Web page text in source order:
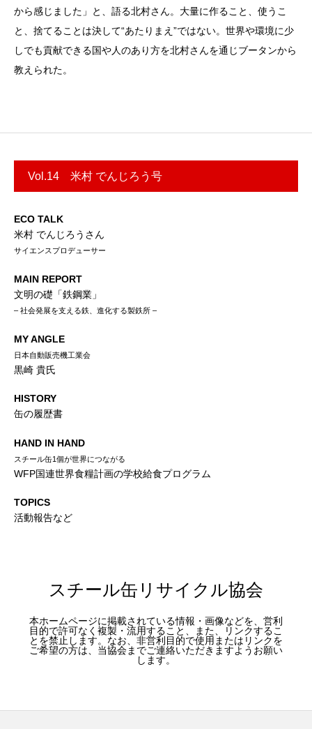
から感じました」と、語る北村さん。大量に作ること、使うこ
と、捨てることは決して“あたりまえ”ではない。世界や環境に少
しでも貢献できる国や人のあり方を北村さんを通じブータンから
教えられた。
Vol.14 米村 でんじろう号
ECO TALK
米村 でんじろうさん
サイエンスプロデューサー
MAIN REPORT
文明の礎「鉄鋼業」
– 社会発展を支える鉄、進化する製鉄所 –
MY ANGLE
日本自動販売機工業会
黒崎 貴氏
HISTORY
缶の履歴書
HAND IN HAND
スチール缶1個が世界につながる
WFP国連世界食糧計画の学校給食プログラム
TOPICS
活動報告など
スチール缶リサイクル協会
本ホームページに掲載されている情報・画像などを、営利
目的で許可なく複製・流用すること、また、リンクするこ
とを禁止します。なお、非営利目的で使用またはリンクを
ご希望の方は、当協会までご連絡いただきますようお願い
します。